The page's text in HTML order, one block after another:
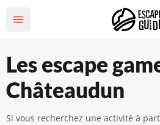
Les escape
Châteaudun
Si vous recherchez une activité à